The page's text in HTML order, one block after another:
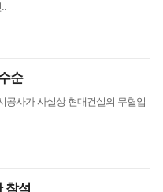
순
공사가 사실상 현대건설의 무혈입
참석